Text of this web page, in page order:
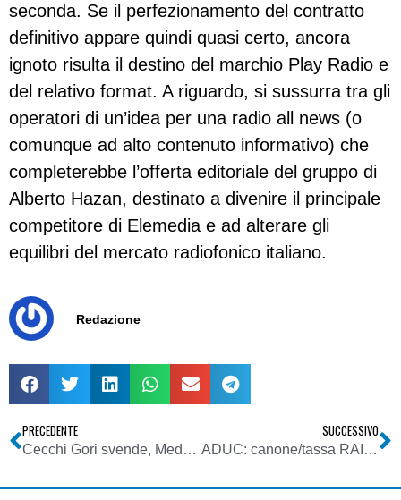
seconda. Se il perfezionamento del contratto
definitivo appare quindi quasi certo, ancora
ignoto risulta il destino del marchio Play Radio e
del relativo format. A riguardo, si sussurra tra gli
operatori di un’idea per una radio all news (o
comunque ad alto contenuto informativo) che
completerebbe l’offerta editoriale del gruppo di
Alberto Hazan, destinato a divenire il principale
competitore di Elemedia e ad alterare gli
equilibri del mercato radiofonico italiano.
Redazione
PRECEDENTE
Cecchi Gori svende, Mediaset acquista
SUCCESSIVO
ADUC: canone/tassa RAI – Devono pagare tutti coloro che hanno residenza in Italia… basta un videocitofono…